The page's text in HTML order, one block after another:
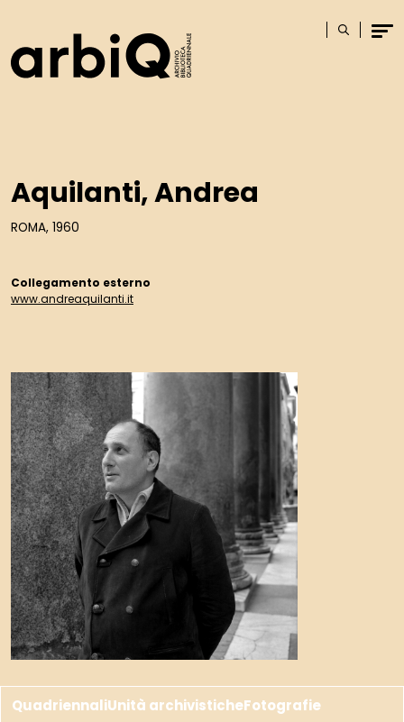
Cerca
Aquilanti, Andrea
ROMA, 1960
Collegamento esterno
www.andreaquilanti.it
QuadriennaliUnità archivisticheFotografie